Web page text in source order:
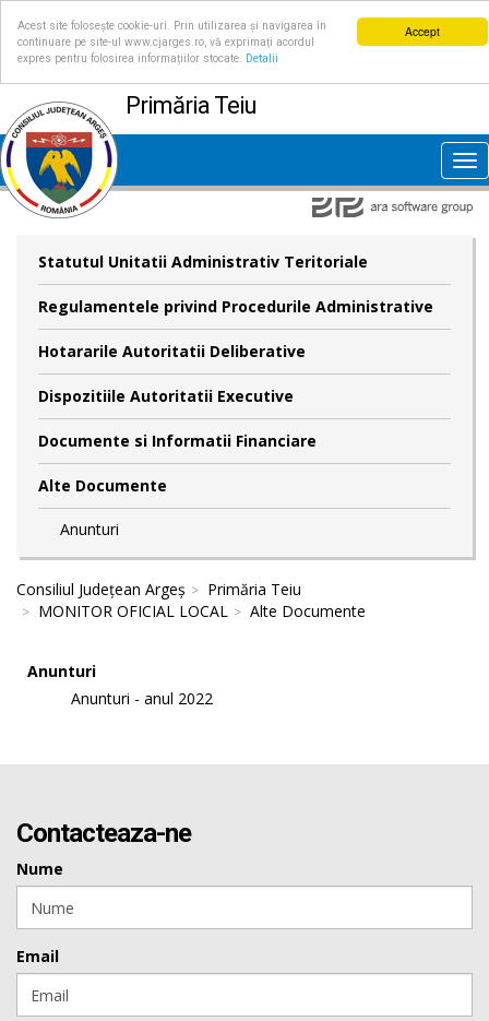
Accept
Acest site folosește cookie-uri. Prin utilizarea și navigarea în
continuare pe site-ul www.cjarges.ro, vă exprimați acordul
expres pentru folosirea informațiilor stocate.
Detalii
Primăria Teiu
Statutul Unitatii Administrativ Teritoriale
Regulamentele privind Procedurile Administrative
Hotararile Autoritatii Deliberative
Dispozitiile Autoritatii Executive
Documente si Informatii Financiare
Alte Documente
Anunturi
Consiliul Județean Argeș
Primăria Teiu
MONITOR OFICIAL LOCAL
Alte Documente
Anunturi
Anunturi - anul 2022
Contacteaza-ne
Nume
Email